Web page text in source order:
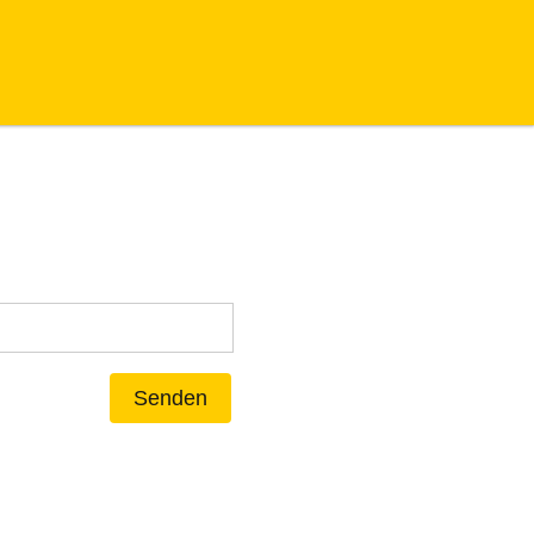
Senden